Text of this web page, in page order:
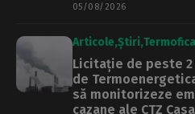
05/08/2026
Articole Știri
Licitație de peste
de
să monitorizeze
cazane ale CTZ